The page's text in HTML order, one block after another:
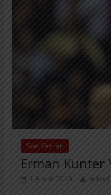
Son Yazılar
Erman Kunter
1 Aralık 2018 tubad